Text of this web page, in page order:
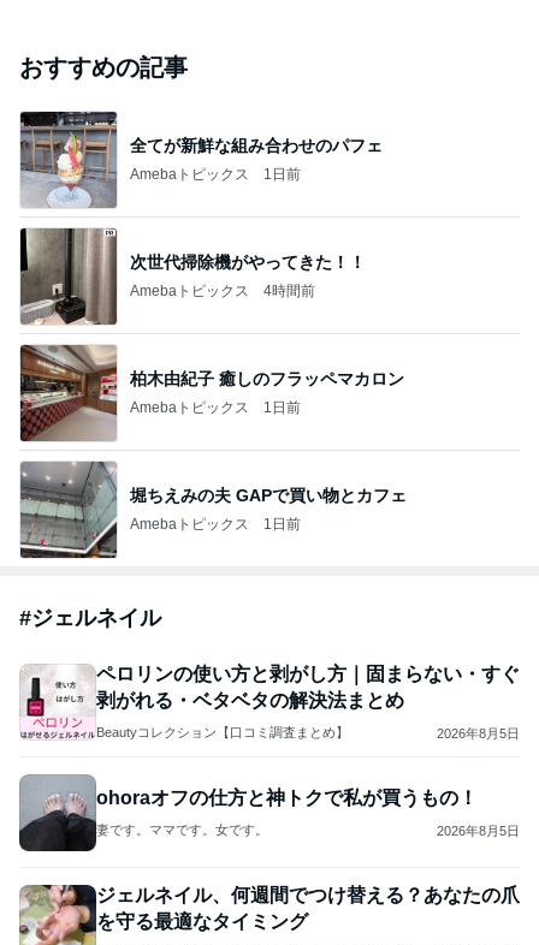
おすすめの記事
全てが新鮮な組み合わせのパフェ
Amebaトピックス 1日前
次世代掃除機がやってきた！！
Amebaトピックス 4時間前
柏木由紀子 癒しのフラッペマカロン
Amebaトピックス 1日前
堀ちえみの夫 GAPで買い物とカフェ
Amebaトピックス 1日前
#ジェルネイル
ペロリンの使い方と剥がし方｜固まらない・すぐ
剥がれる・ベタベタの解決法まとめ
Beautyコレクション【口コミ調査まとめ】 2026年8月5日
ohoraオフの仕方と神トクで私が買うもの！
妻です。ママです。女です。 2026年8月5日
ジェルネイル、何週間でつけ替える？あなたの爪
を守る最適なタイミング